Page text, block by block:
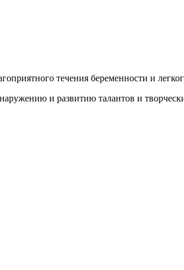
течения беременности и
и развитию талантов и